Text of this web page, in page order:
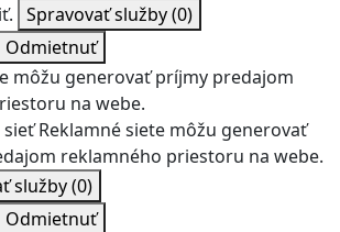
Spravovať služby(0)
Odmietnuť
môžu generovať príjmy predajom
na webe.
sieť Reklamné siete môžu generovať
reklamného priestoru na webe.
služby(0)
Odmietnuť